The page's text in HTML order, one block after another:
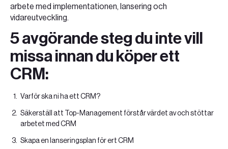
arbete med implementationen, lansering och
vidareutveckling.
5 avgörande steg du inte vill
missa innan du köper ett
CRM:
Varför ska ni ha ett CRM?
Säkerställ att Top-Management förstår värdet av och stöttar
arbetet med CRM
Skapa en lanseringsplan för ert CRM